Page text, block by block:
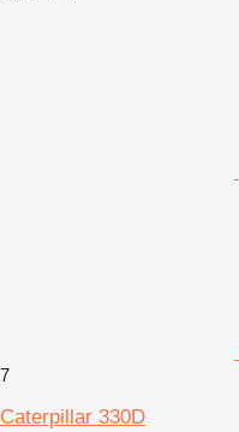
7
Caterpillar 330D